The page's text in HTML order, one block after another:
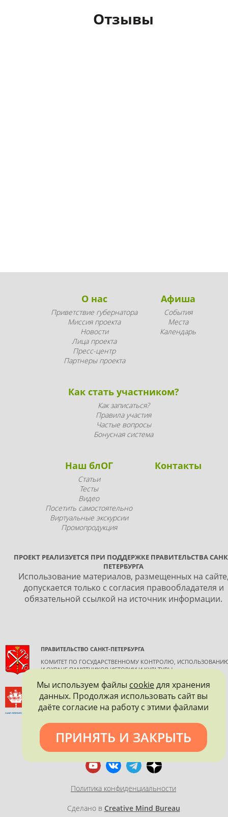
Отзывы
О нас
Приветствие губернатора
Миссия проекта
Новости
Лица проекта
Пресс-центр
Партнеры проекта
Афиша
События
Места
Календарь
Как стать участником?
Как записаться?
Правила участия
Частые вопросы
Бонусная система
Наш блОГ
Статьи
Тесты
Видео
Посетить самостоятельно
Виртуальные экскурсии
Промопродукция
Контакты
ПРОЕКТ РЕАЛИЗУЕТСЯ ПРИ ПОДДЕРЖКЕ ПРАВИТЕЛЬСТВА
ПЕТЕРБУРГА
Использование материалов, размещенных на
допускается только с согласия правообладателя и
обязательной ссылкой на источник информации.
ПРАВИТЕЛЬСТВО САНКТ-ПЕТЕРБУРГА
КОМИТЕТ ПО ГОСУДАРСТВЕННОМУ КОНТРОЛЮ,
И ОХРАНЕ ПАМЯТНИКОВ ИСТОРИИ И КУЛЬТУРЫ
ВСЕРОССИЙСКОЕ ОБЩЕСТВО ОХРАНЫ ПАМЯТНИКОВ
ИСТОРИИ И КУЛЬТУРЫ
САНКТ-ПЕТЕРБУРГСКОЕ ГОРОДСКОЕ ОТДЕЛЕНИЕ
Политика конфиденциальности
Сделано в Creative Mind Bureau
Мы используем файлы cookieдля хранения
данных. Продолжая использовать сайт вы
даёте согласие на работу с этими файлами
ПРИНЯТЬ И ЗАКРЫТЬ